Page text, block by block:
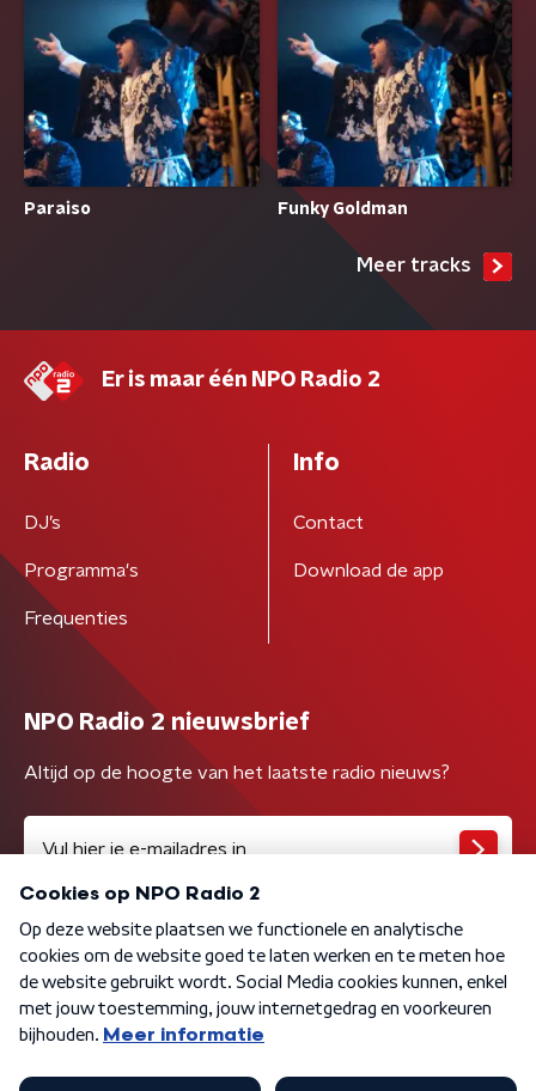
Paraiso Funky Goldman
Meer tracks
Er is maar één NPO Radio 2
Radio
DJ’s
Programma's
Frequenties
Info
Contact
Download de app
NPO Radio 2 nieuwsbrief
Altijd op de hoogte van het laatste radio nieuws?
Algemene voorwaarden Privacybeleid